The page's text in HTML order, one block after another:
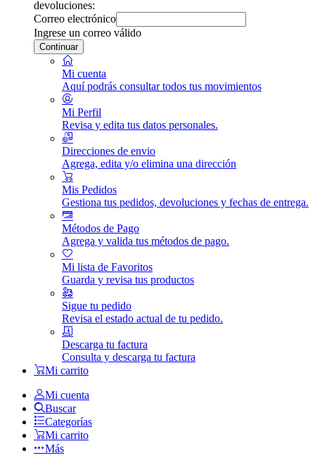
devoluciones:
Correo electrónico
Ingrese un correo válido
Continuar
Mi cuenta
Aquí podrás consultar todos tus movimientos
Mi Perfil
Revisa y edita tus datos personales.
Direcciones de envio
Agrega, edita y/o elimina una dirección
Mis Pedidos
Gestiona tus pedidos, devoluciones y fechas de entrega.
Métodos de Pago
Agrega y valida tus métodos de pago.
Mi lista de Favoritos
Guarda y revisa tus productos
Sigue tu pedido
Revisa el estado actual de tu pedido.
Descarga tu factura
Consulta y descarga tu factura
Mi carrito
Mi cuenta
Buscar
Categorías
Mi carrito
Más